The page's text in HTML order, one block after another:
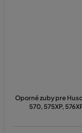
Oporné zuby pre
570, 575XP,